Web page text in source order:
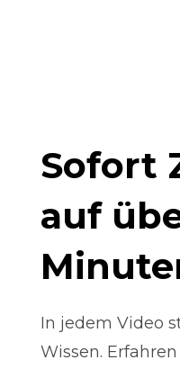
Sofort
auf
In jedem Video
Wissen.